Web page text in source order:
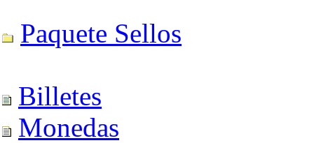
Paquete Sellos
Billetes
Monedas